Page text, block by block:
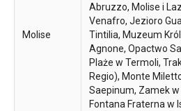
Molise
Abruzzo, Molise i
Venafro, Jezioro
Tintilia, Muzeum
Agnone, Opactwo
Plaże w Termoli,
Regio), Monte
Saepinum, Zamek
Fontana Fraterna w